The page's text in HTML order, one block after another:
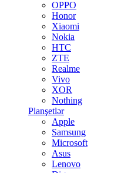
OPPO
Honor
Xiaomi
Nokia
HTC
ZTE
Realme
Vivo
XOR
Nothing
Planşetlər
Apple
Samsung
Microsoft
Asus
Lenovo